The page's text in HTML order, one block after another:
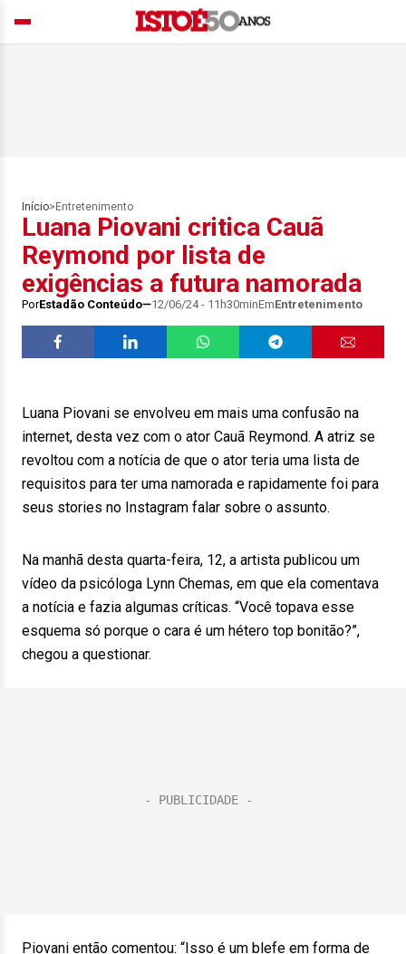
Início> Entretenimento
Luana Piovani critica Cauã
Reymond por lista de
exigências a futura namorada
PorEstadão Conteúdo 12/06/24 - 11h30minEmEntretenimento
Luana Piovani se envolveu em mais uma confusão na
internet, desta vez com o ator Cauã Reymond. A atriz se
revoltou com a notícia de que o ator teria uma lista de
requisitos para ter uma namorada e rapidamente foi para
seus stories no Instagram falar sobre o assunto.
Na manhã desta quarta-feira, 12, a artista publicou um
vídeo da psicóloga Lynn Chemas, em que ela comentava
a notícia e fazia algumas críticas. “Você topava esse
esquema só porque o cara é um hétero top bonitão?”,
chegou a questionar.
Piovani então comentou: “Isso é um blefe em forma de